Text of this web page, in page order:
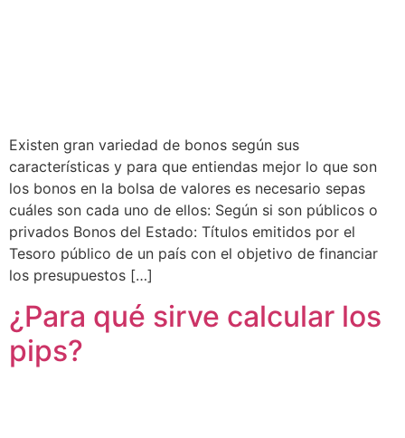
Existen gran variedad de bonos según sus
características y para que entiendas mejor lo que son
los bonos en la bolsa de valores es necesario sepas
cuáles son cada uno de ellos: Según si son públicos o
privados Bonos del Estado: Títulos emitidos por el
Tesoro público de un país con el objetivo de financiar
los presupuestos […]
¿Para qué sirve calcular los
pips?